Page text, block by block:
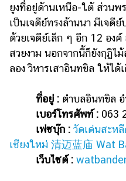
ยูงที่อยู่ด้านเหนือ-ใต้ ส่วนพ
เป็นเจดีย์ทรงล้านนา มีเจดี
ด้วยเจดีย์เล็ก ๆ อีก 12 อง
สวยงาม นอกจากนี้ก็ยังกุฏิไ
ลอง วิหารเสาอินทขิล ให้ได้
ที่อยู่ : ตำบลอินทขิล อ
เบอร์โทรศัพท์ : 063
เฟซบุ๊ก : วัดเด่นสะห
เชียงใหม่ 清迈蓝庙 Wat
เว็บไซต์ :